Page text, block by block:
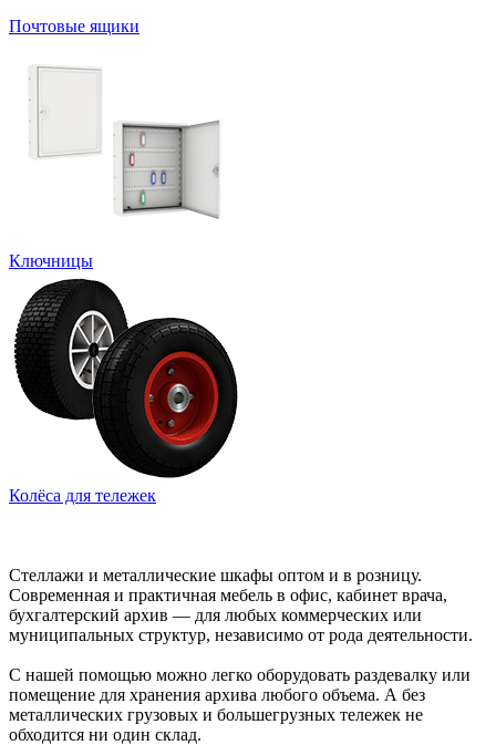
Почтовые ящики
Ключницы
Колёса для тележек
Стеллажи и металлические шкафы оптом и в розницу.
Современная и практичная мебель в офис, кабинет врача,
бухгалтерский архив — для любых коммерческих или
муниципальных структур, независимо от рода деятельности.
С нашей помощью можно легко оборудовать раздевалку или
помещение для хранения архива любого объема. А без
металлических грузовых и большегрузных тележек не
обходится ни один склад.